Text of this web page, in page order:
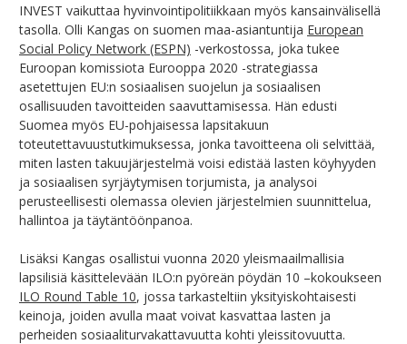
INVEST vaikuttaa hyvinvointipolitiikkaan myös kansainvälisellä
tasolla. Olli Kangas on suomen maa-asiantuntija European
Social Policy Network (ESPN) -verkostossa, joka tukee
Euroopan komissiota Eurooppa 2020 -strategiassa
asetettujen EU:n sosiaalisen suojelun ja sosiaalisen
osallisuuden tavoitteiden saavuttamisessa. Hän edusti
Suomea myös EU-pohjaisessa lapsitakuun
toteutettavuustutkimuksessa, jonka tavoitteena oli selvittää,
miten lasten takuujärjestelmä voisi edistää lasten köyhyyden
ja sosiaalisen syrjäytymisen torjumista, ja analysoi
perusteellisesti olemassa olevien järjestelmien suunnittelua,
hallintoa ja täytäntöönpanoa.
Lisäksi Kangas osallistui vuonna 2020 yleismaailmallisia
lapsilisiä käsittelevään ILO:n pyöreän pöydän 10 –kokoukseen
ILO Round Table 10, jossa tarkasteltiin yksityiskohtaisesti
keinoja, joiden avulla maat voivat kasvattaa lasten ja
perheiden sosiaaliturvakattavuutta kohti yleissitovuutta.